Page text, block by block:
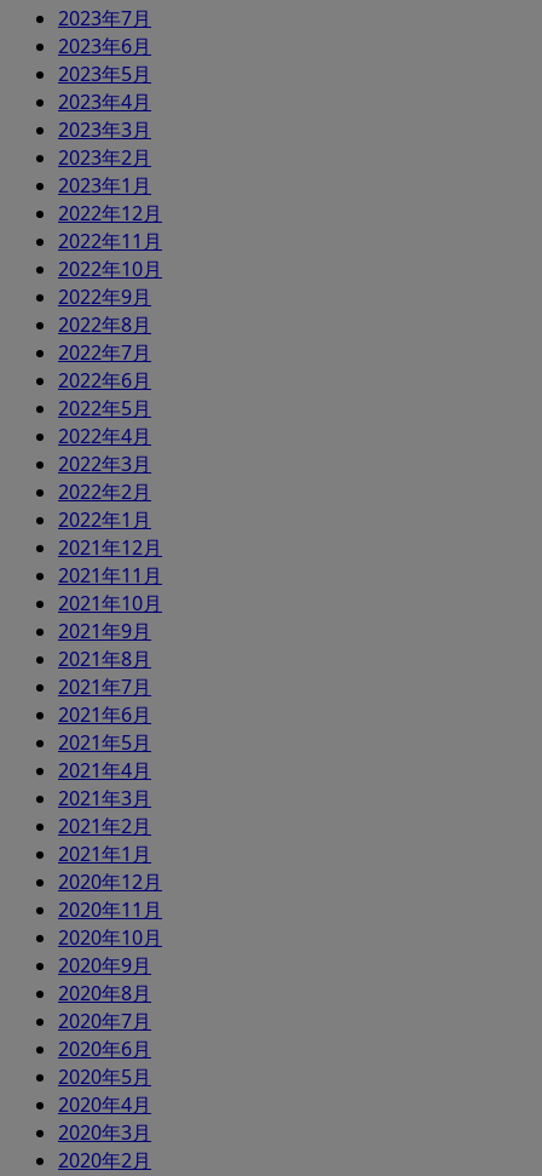
2023年7月
2023年6月
2023年5月
2023年4月
2023年3月
2023年2月
2023年1月
2022年12月
2022年11月
2022年10月
2022年9月
2022年8月
2022年7月
2022年6月
2022年5月
2022年4月
2022年3月
2022年2月
2022年1月
2021年12月
2021年11月
2021年10月
2021年9月
2021年8月
2021年7月
2021年6月
2021年5月
2021年4月
2021年3月
2021年2月
2021年1月
2020年12月
2020年11月
2020年10月
2020年9月
2020年8月
2020年7月
2020年6月
2020年5月
2020年4月
2020年3月
2020年2月